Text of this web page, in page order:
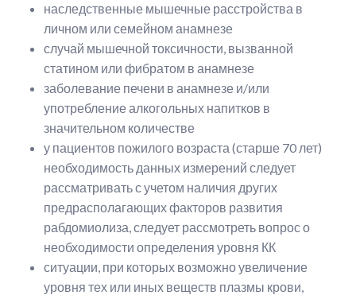
наследственные мышечные расстройства в
личном или семейном анамнезе
случай мышечной токсичности, вызванной
статином или фибратом в анамнезе
заболевание печени в анамнезе и/или
употребление алкогольных напитков в
значительном количестве
у пациентов пожилого возраста (старше 70 лет)
необходимость данных измерений следует
рассматривать с учетом наличия других
предрасполагающих факторов развития
рабдомиолиза, следует рассмотреть вопрос о
необходимости определения уровня КК
ситуации, при которых возможно увеличение
уровня тех или иных веществ плазмы крови,